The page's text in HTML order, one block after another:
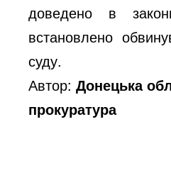
доведено в
встановлено
суду.
Автор:Донецька
прокуратура